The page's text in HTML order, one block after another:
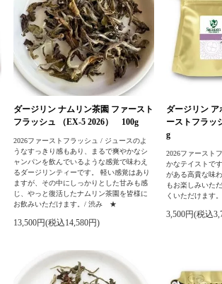
ダージリン ナムリン茶園 ファースト
フラッシュ （EX-5 2026） 100g
2026ファーストフラッシュ / ジュースのよ
うなすっきり感もあり、まるで爽やかなシ
ャンパンを飲んでいるような感覚で味わえ
るダージリンティーです。 軽い感覚はあり
ますが、その中にしっかりとした甘みも感
じ、やっと復活したナムリン茶園を皆様に
お飲みいただけます。/ 渋み ★
13,500円(税込14,580円)
ダージリン
ーストフラッ
g
2026ファースト
かなテイストで
がある高貴な味
もお楽しみいた
くいただけま
3,500円(税込